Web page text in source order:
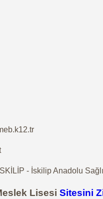
- İskilip Anadolu
Lisesi Sitesini